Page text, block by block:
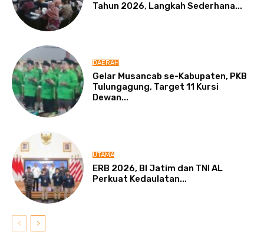
Tahun 2026, Langkah Sederhana...
DAERAH
Gelar Musancab se-Kabupaten, PKB
Tulungagung, Target 11 Kursi
Dewan...
UTAMA
ERB 2026, BI Jatim dan TNI AL
Perkuat Kedaulatan...